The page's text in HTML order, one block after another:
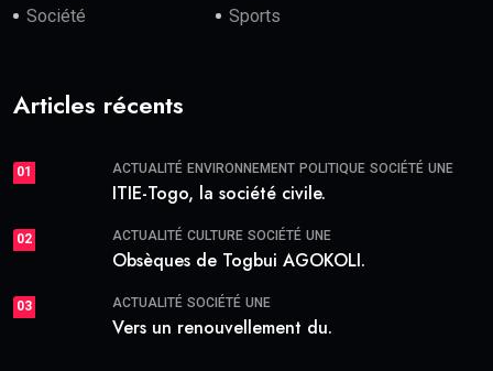
Société Sports
Articles récents
01 ACTUALITÉ ENVIRONNEMENT POLITIQUE SOCIÉTÉ UNE
ITIE-Togo, la société civile.
02 ACTUALITÉ CULTURE SOCIÉTÉ UNE
Obsèques de Togbui AGOKOLI.
03 ACTUALITÉ SOCIÉTÉ UNE
Vers un renouvellement du.